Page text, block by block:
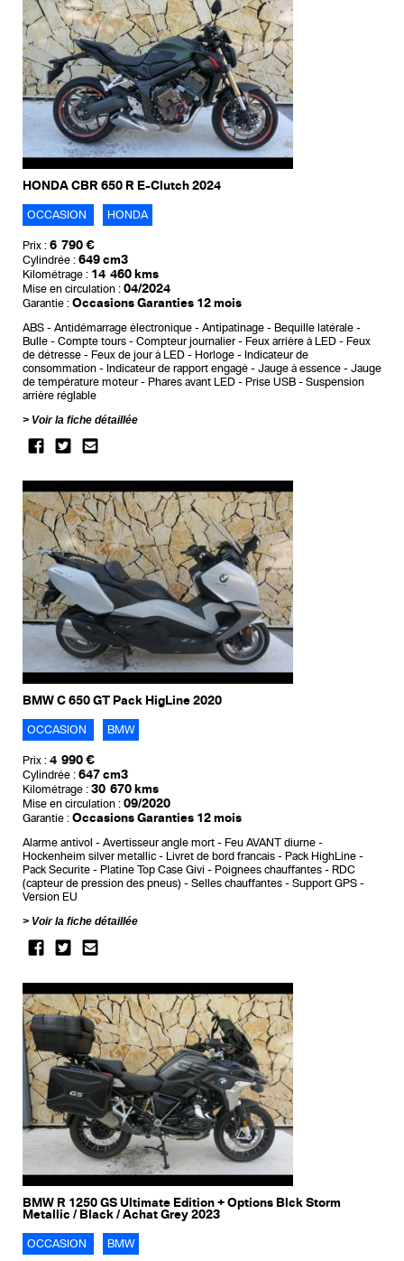
HONDA CBR 650 R E-Clutch 2024
OCCASION HONDA
Prix : 6 790 €
Cylindrée : 649 cm3
Kilométrage : 14 460 kms
Mise en circulation : 04/2024
Garantie : Occasions Garanties 12 mois
ABS Antidémarrage électronique Antipatinage
Bequille latérale
Bulle
Compte tours Compteur journalier Feux arrière à LED
Feux
de détresse
Feux de jour à LED Horloge
Indicateur de
consommation
Indicateur de rapport engagé Jauge à essence
Jauge
de température moteur
Phares avant LED Prise USB
Suspension
arrière réglable
Voir la fiche détaillée
BMW C 650 GT Pack HigLine 2020
OCCASION BMW
Prix : 4 990 €
Cylindrée : 647 cm3
Kilométrage : 30 670 kms
Mise en circulation : 09/2020
Garantie : Occasions Garanties 12 mois
Alarme antivol Avertisseur angle mort
Feu AVANT diurne
Hockenheim silver metallic
Livret de bord francais
Pack HighLine
Pack Securite
Platine Top Case Givi Poignees chauffantes
RDC
(capteur de pression des pneus)
Selles chauffantes
Support GPS
Version EU
Voir la fiche détaillée
BMW R 1250 GS Ultimate Edition + Options Blck Storm
Metallic / Black / Achat Grey 2023
OCCASION BMW